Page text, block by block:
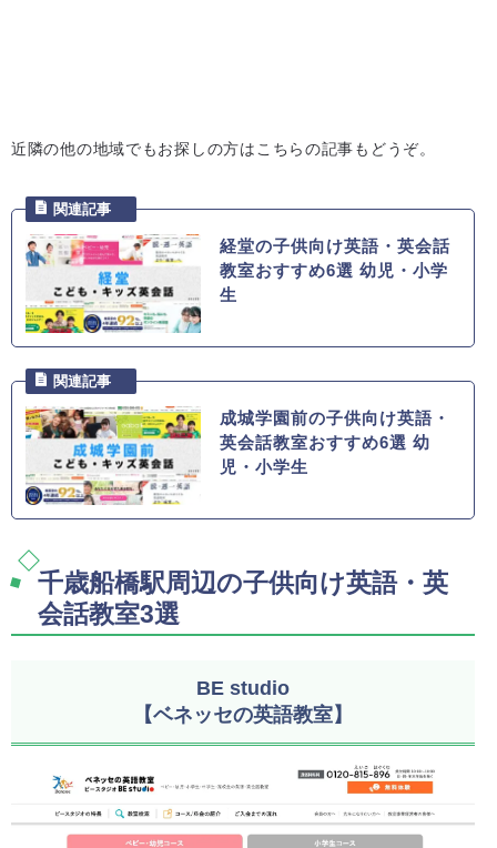
近隣の他の地域でもお探しの方はこちらの記事もどうぞ。
経堂の子供向け英語・英会話
教室おすすめ6選 幼児・小学
生
成城学園前の子供向け英語・
英会話教室おすすめ6選 幼
児・小学生
千歳船橋駅周辺の子供向け英語・英
会話教室3選
BE studio
【ベネッセの英語教室】